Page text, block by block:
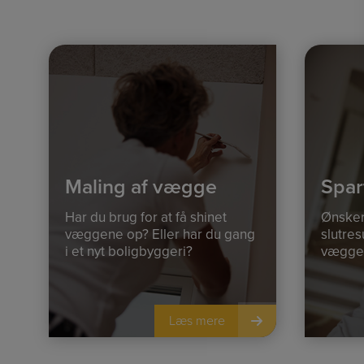
Maling af vægge
Har du brug for at få shinet
væggene op? Eller har du gang
i et nyt boligbyggeri?
Læs mere